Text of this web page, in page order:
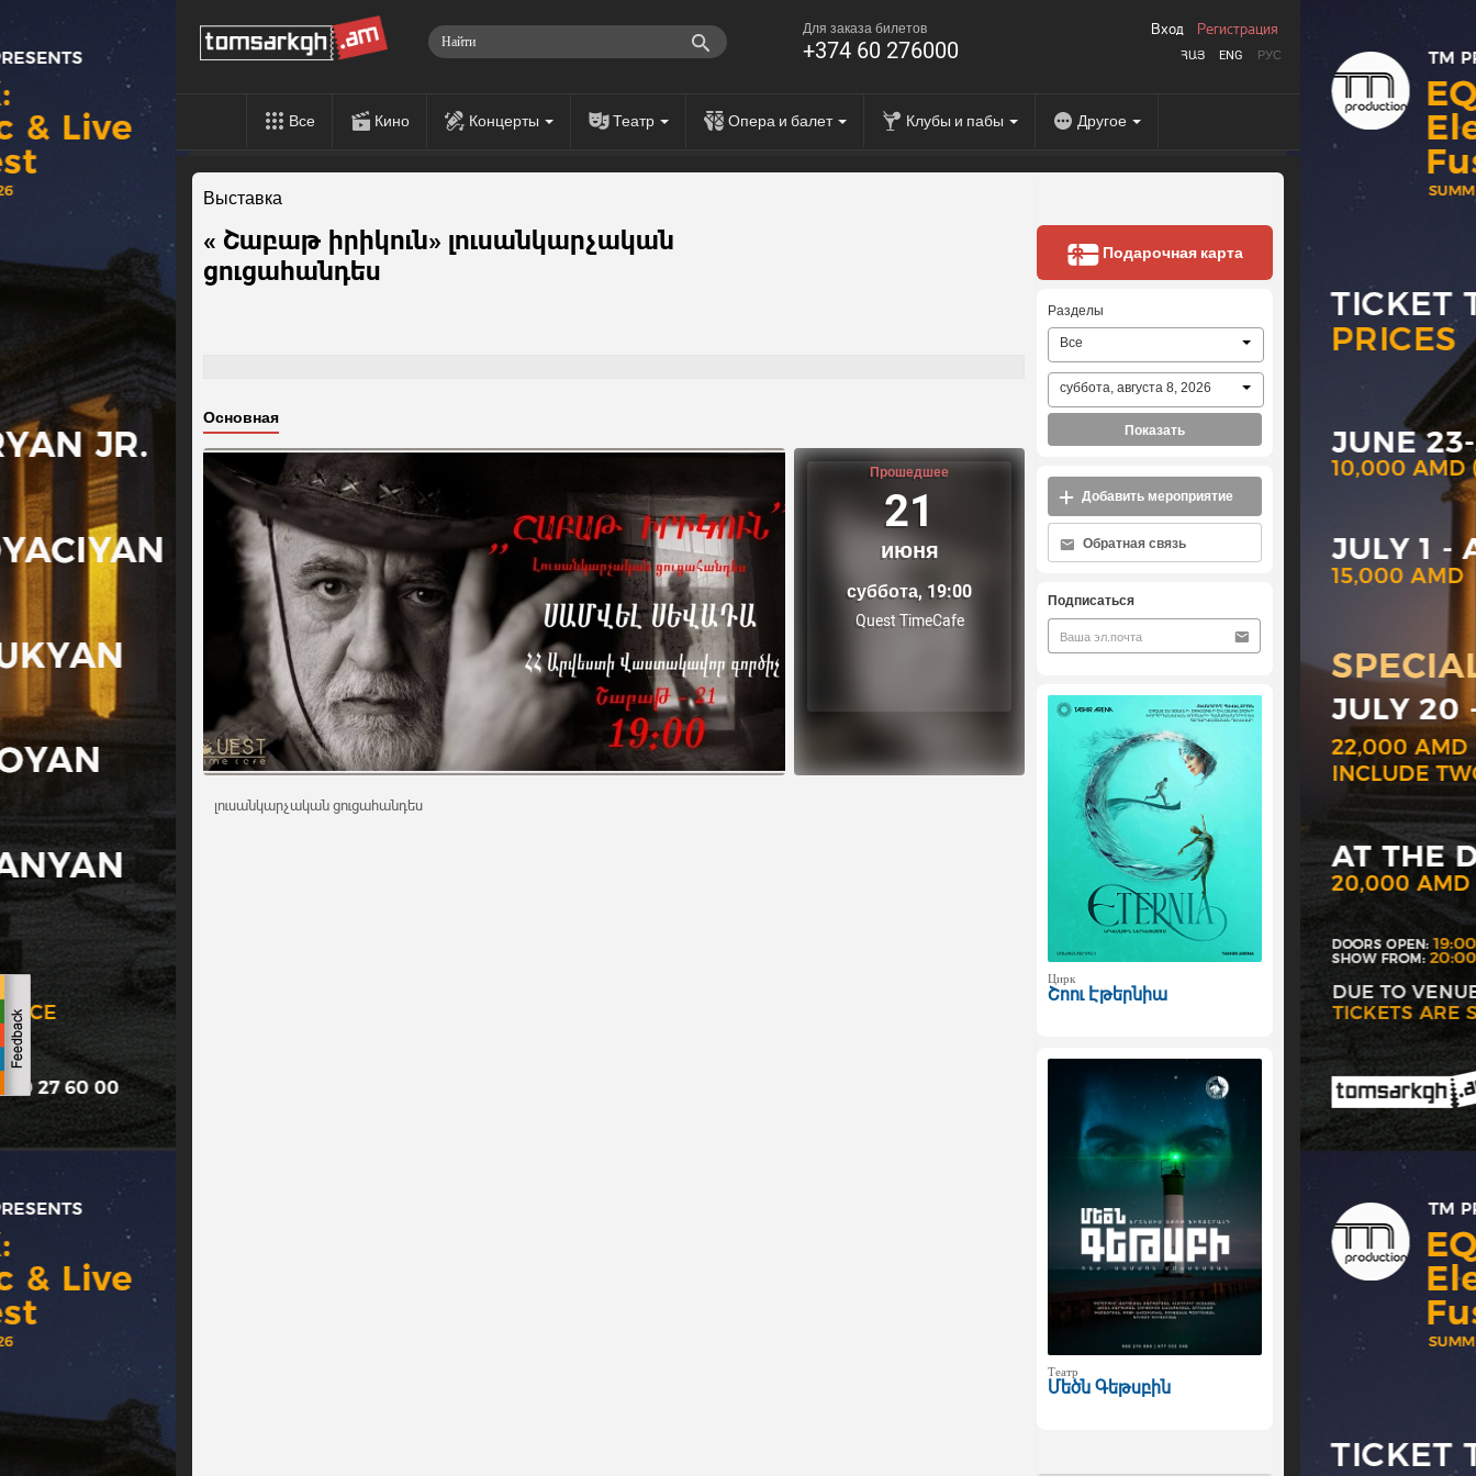
Для заказа билетов
+374 60 276000 ՀԱՅ ENG РУС
Вход Регистрация
Все Кино Концерты Театр Опера и балет Клубы и пабы Другое
Выставка
« Շաբաթ իրիկուն» լուսանկարչական
ցուցահանդես
Основная
Прошедшее
21
июня
суббота, 19:00
Quest TimeCafe
լուսանկարչական ցուցահանդես
Подарочная карта
Разделы
Все
суббота, августа 8, 2026
Показать
Добавить мероприятие
Обратная связь
Подписаться
Цирк
Շոու Էթերնիա
Театр
Մեծն Գեթսբին